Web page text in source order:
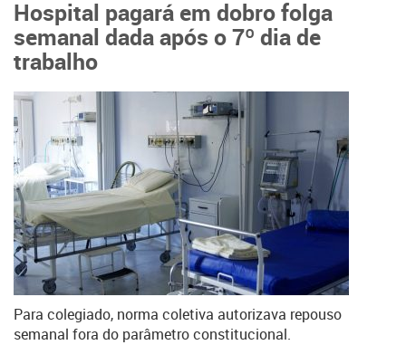
Hospital pagará em dobro folga
semanal dada após o 7º dia de
trabalho
Para colegiado, norma coletiva autorizava repouso
semanal fora do parâmetro constitucional.